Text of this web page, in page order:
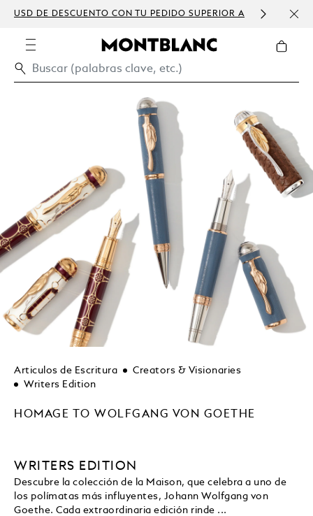
USD DE DESCUENTO CON TU PEDIDO SUPERIOR A
Articulos de Escritura
Creators & Visionaries
Writers Edition
HOMAGE TO WOLFGANG VON GOETHE
WRITERS EDITION
Descubre la colección de la Maison, que celebra a uno de
los polímatas más influyentes, Johann Wolfgang von
Goethe. Cada extraordinaria edición rinde ...